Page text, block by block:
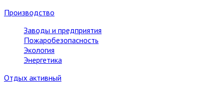
Производство
Заводы и предприятия
Пожаробезопасность
Экология
Энергетика
Отдых активный